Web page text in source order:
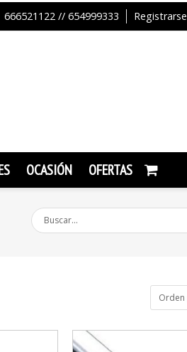
Registrarse
666521122 // 654999333
OCASIÓN OFERTAS